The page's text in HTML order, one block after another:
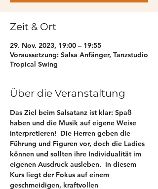
Zeit & Ort
29. Nov. 2023, 19:00 – 19:55
Voraussetzung: Salsa Anfänger, Tanzstudio
Tropical Swing
Über die Veranstaltung
Das Ziel beim Salsatanz ist klar: Spaß
haben und die Musik auf eigene Weise
interpretieren!  Die Herren geben die
Führung und Figuren vor, doch die Ladies
können und sollten ihre Individualität im
eigenen Ausdruck ausleben.  In diesem
Kurs liegt der Fokus auf einem
geschmeidigen, kraftvollen